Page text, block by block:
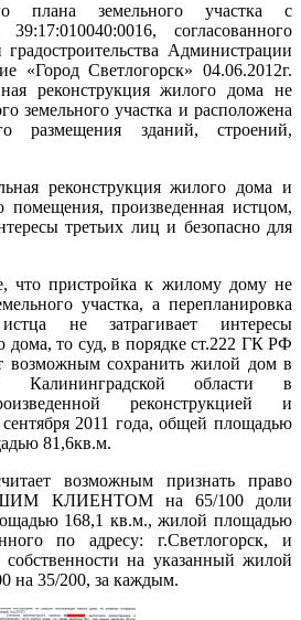
плана земельного участка с
согласованного
Администрации
«Город Светлогорск» 04.06.2012г.
реконструкция жилого дома не
земельного участка и расположена
размещения зданий, строений,
реконструкция жилого дома и
помещения, произведенная истцом,
третьих лиц и безопасно для
что пристройка к жилому дому не
участка, а перепланировка
не затрагивает интересы
дома, то суд, в порядке ст.222 ГК РФ
сохранить жилой дом в
Калининградской области в
реконструкцией и
2011 года, общей площадью
81,6кв.м.
возможным признать право
КЛИЕНТОМ на 65/100 доли
168,1 кв.м., жилой площадью
по адресу: г.Светлогорск, и
на указанный жилой
35/200, за каждым.